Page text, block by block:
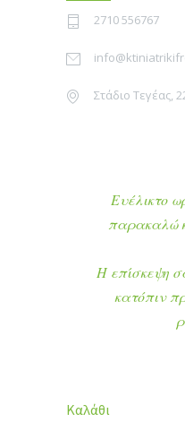
2710 556767
Στάδιο Τεγέας,
Ευέλικτο
παρακαλώ
Η επίσκεψη
κατόπιν
Καλάθι